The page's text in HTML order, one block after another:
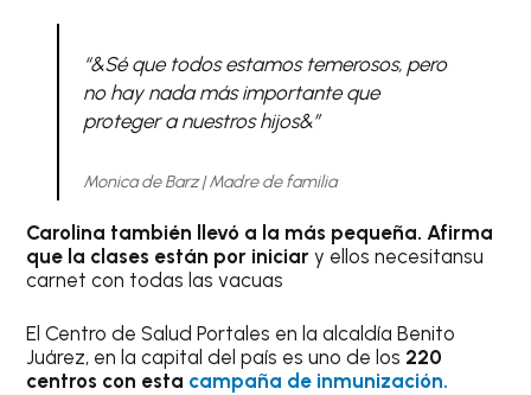
“&Sé que todos estamos temerosos, pero
no hay nada más importante que
proteger a nuestros hijos&”
Monica de Barz | Madre de familia
Carolina también llevó a la más pequeña. Afirma
que la clases están por iniciary ellos necesitansu
carnet con todas las vacuas
El Centro de Salud Portales en la alcaldía Benito
Juárez, en la capital del país es uno de los 220
centros con esta campaña de inmunización.